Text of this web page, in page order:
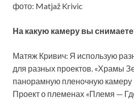
фото: Matjaž Krivic
На какую камеру вы
Матяж Кривич: Я использую
для разных проектов. «Храмы
панорамную пленочную камеру
Проект о племенах «Племя —